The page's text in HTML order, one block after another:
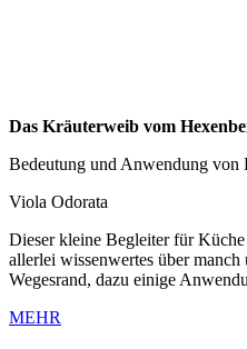
Das Kräuterweib vom
Bedeutung und Anwendung
Viola Odorata
Dieser kleine Begleiter für
allerlei wissenwertes über manch
Wegesrand, dazu einige
MEHR